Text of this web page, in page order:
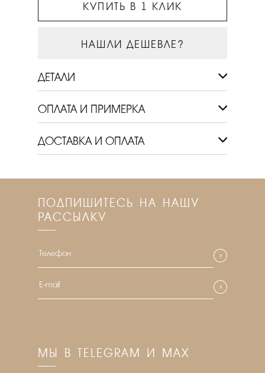
КУПИТЬ В 1 КЛИК
НАШЛИ ДЕШЕВЛЕ?
ДЕТАЛИ
ОПЛАТА И ПРИМЕРКА
ДОСТАВКА И ОПЛАТА
ПОДПИШИТЕСЬ НА НАШУ
РАССЫЛКУ
МЫ В TELEGRAM И MAX